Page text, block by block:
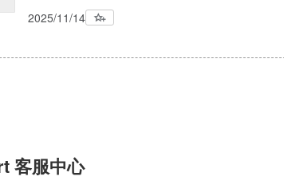
2025/11/14
客服中心